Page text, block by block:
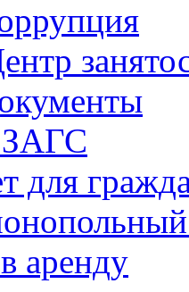
ЗАГС
для
аренду